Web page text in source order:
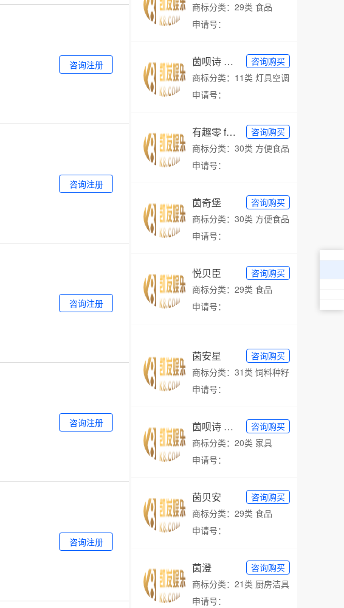
咨询注册
咨询注册
咨询注册
咨询注册
咨询注册
商标分类：29类 食品
申请号：
茵呗诗 yinbeshi
咨询购买
商标分类：11类 灯具空调
申请号：
有趣零 funlinno
咨询购买
商标分类：30类 方便食品
申请号：
茵奇堡
咨询购买
商标分类：30类 方便食品
申请号：
悦贝臣
咨询购买
商标分类：29类 食品
申请号：
茵安星
咨询购买
商标分类：31类 饲料种籽
申请号：
茵呗诗 yinbeshi
咨询购买
商标分类：20类 家具
申请号：
茵贝安
咨询购买
商标分类：29类 食品
申请号：
茵澄
咨询购买
商标分类：21类 厨房洁具
申请号：